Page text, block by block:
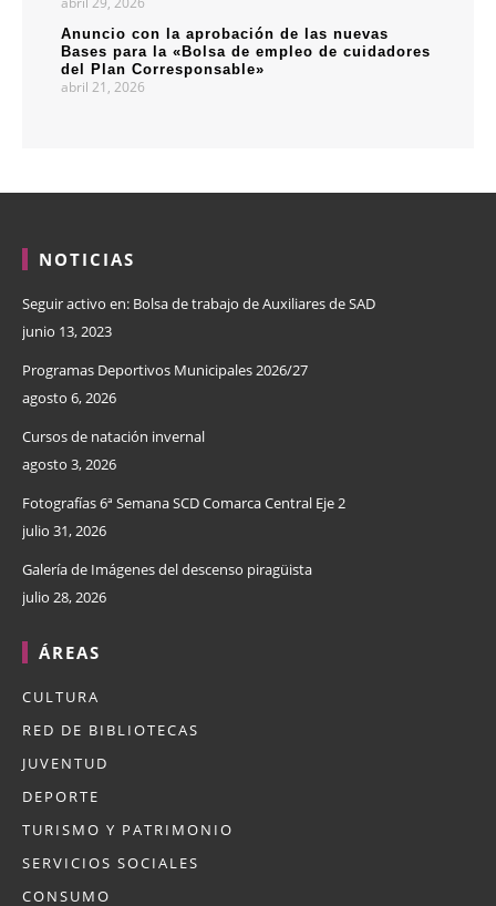
Anuncio con la aprobación de las nuevas
Bases para la «Bolsa de empleo de cuidadores
del Plan Corresponsable»
abril 21, 2026
NOTICIAS
Seguir activo en: Bolsa de trabajo de Auxiliares de SAD
junio 13, 2023
Programas Deportivos Municipales 2026/27
agosto 6, 2026
Cursos de natación invernal
agosto 3, 2026
Fotografías 6ª Semana SCD Comarca Central Eje 2
julio 31, 2026
Galería de Imágenes del descenso piragüista
julio 28, 2026
ÁREAS
CULTURA
RED DE BIBLIOTECAS
JUVENTUD
DEPORTE
TURISMO Y PATRIMONIO
SERVICIOS SOCIALES
CONSUMO